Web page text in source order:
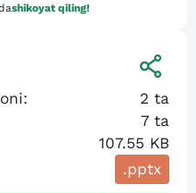
shikoyat qiling!
2 ta
7 ta
107.55 KB
.pptx